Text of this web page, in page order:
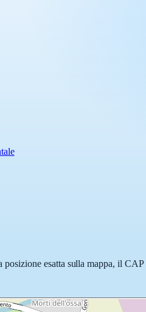
esatta sulla mappa, il